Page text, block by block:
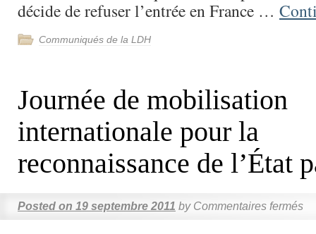
décide de refuser l’entrée en France …
Communiqués de la LDH
Journée de mobilisation
internationale pour la
reconnaissance de l’État
Posted on 19 septembre 2011 by Commentaires fermés